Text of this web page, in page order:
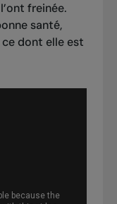
freinée.
santé,
dont elle est